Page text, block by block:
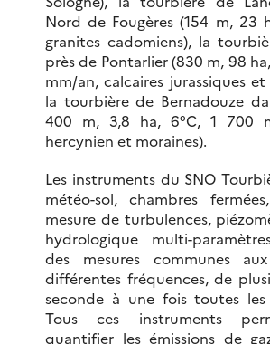
Nord de Fougères (154 m, 23
granites cadomiens), la
près de Pontarlier (830 m, 98
mm/an, calcaires jurassiques
la tourbière de Bernadouze
400 m, 3,8 ha, 6°C, 1 700
hercynien et moraines).
Les instruments du SNO
météo-sol, chambres
mesure de turbulences,
hydrologique multi-
des mesures communes
différentes fréquences, de
seconde à une fois toutes
Tous ces instruments
quantifier les émissions de